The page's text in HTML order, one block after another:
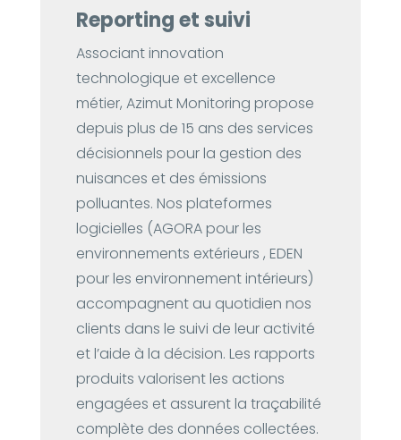
Reporting et suivi
Associant innovation
technologique et excellence
métier, Azimut Monitoring propose
depuis plus de 15 ans des services
décisionnels pour la gestion des
nuisances et des émissions
polluantes. Nos plateformes
logicielles (AGORA pour les
environnements extérieurs , EDEN
pour les environnement intérieurs)
accompagnent au quotidien nos
clients dans le suivi de leur activité
et l’aide à la décision. Les rapports
produits valorisent les actions
engagées et assurent la traçabilité
complète des données collectées.